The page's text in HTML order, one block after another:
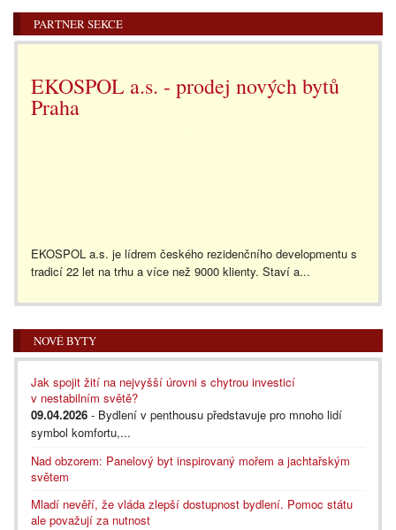
PARTNER SEKCE
EKOSPOL a.s. - prodej nových bytů
Praha
EKOSPOL a.s. je lídrem českého rezidenčního developmentu s
tradicí 22 let na trhu a více než 9000 klienty. Staví a...
NOVÉ BYTY
Jak spojit žití na nejvyšší úrovni s chytrou investicí
v nestabilním světě?
09.04.2026 - Bydlení v penthousu představuje pro mnoho lidí
symbol komfortu,...
Nad obzorem: Panelový byt inspirovaný mořem a jachtařským
světem
Mladí nevěří, že vláda zlepší dostupnost bydlení. Pomoc státu
ale považují za nutnost